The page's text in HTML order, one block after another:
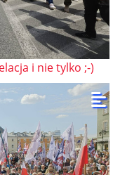
i nie tylko ;-)